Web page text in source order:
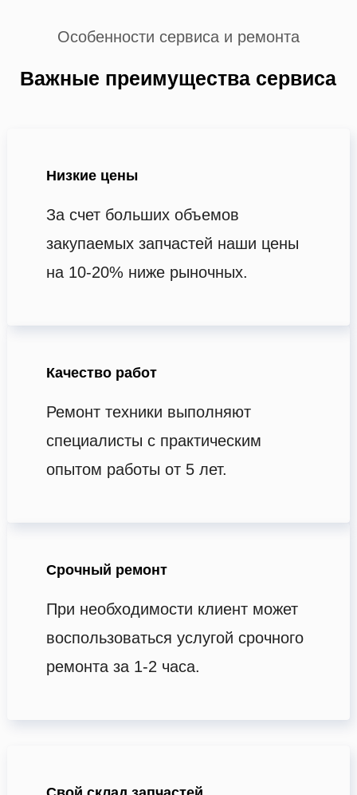
Особенности сервиса и ремонта
Важные преимущества сервиса
Низкие цены
За счет больших объемов
закупаемых запчастей наши цены
на 10-20% ниже рыночных.
Качество работ
Ремонт техники выполняют
специалисты с практическим
опытом работы от 5 лет.
Срочный ремонт
При необходимости клиент может
воспользоваться услугой срочного
ремонта за 1-2 часа.